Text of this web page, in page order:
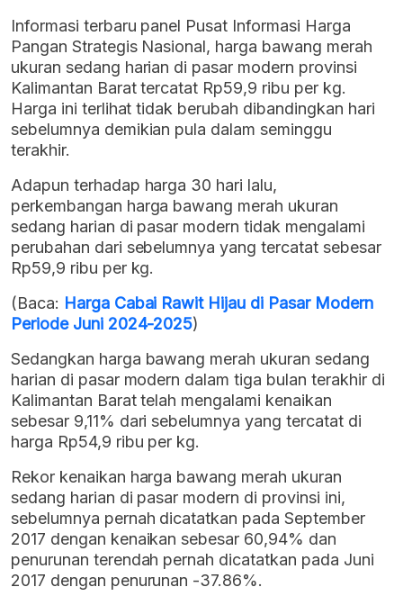
Informasi terbaru panel Pusat Informasi Harga
Pangan Strategis Nasional, harga bawang merah
ukuran sedang harian di pasar modern provinsi
Kalimantan Barat tercatat Rp59,9 ribu per kg.
Harga ini terlihat tidak berubah dibandingkan hari
sebelumnya demikian pula dalam seminggu
terakhir.
Adapun terhadap harga 30 hari lalu,
perkembangan harga bawang merah ukuran
sedang harian di pasar modern tidak mengalami
perubahan dari sebelumnya yang tercatat sebesar
Rp59,9 ribu per kg.
(Baca: Harga Cabai Rawit Hijau di Pasar Modern
Periode Juni 2024-2025)
Sedangkan harga bawang merah ukuran sedang
harian di pasar modern dalam tiga bulan terakhir di
Kalimantan Barat telah mengalami kenaikan
sebesar 9,11% dari sebelumnya yang tercatat di
harga Rp54,9 ribu per kg.
Rekor kenaikan harga bawang merah ukuran
sedang harian di pasar modern di provinsi ini,
sebelumnya pernah dicatatkan pada September
2017 dengan kenaikan sebesar 60,94% dan
penurunan terendah pernah dicatatkan pada Juni
2017 dengan penurunan -37.86%.